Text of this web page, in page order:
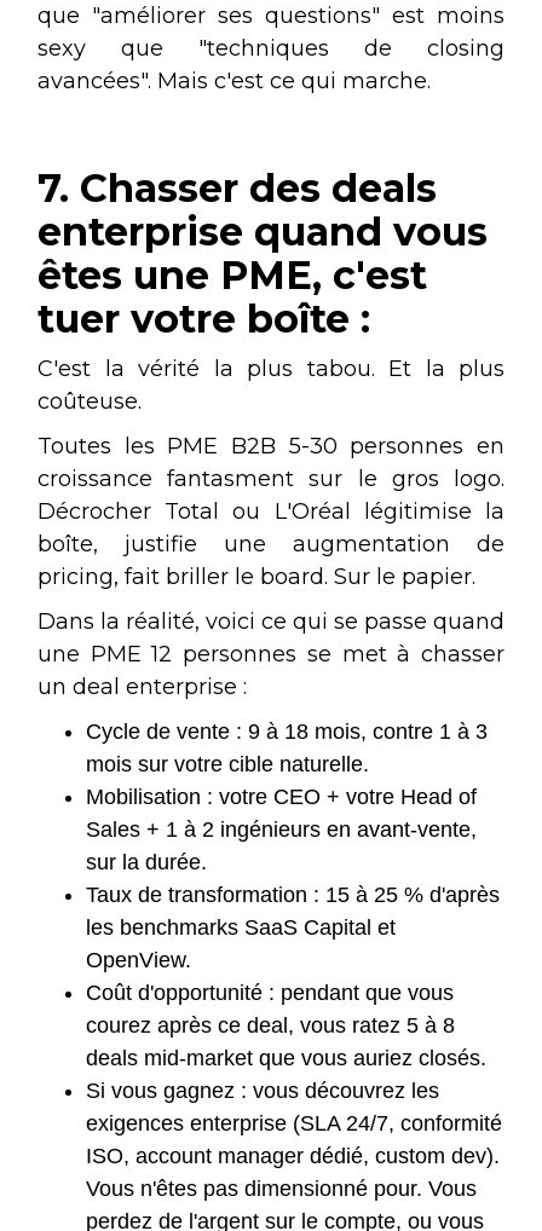
que "améliorer ses questions" est moins
sexy que "techniques de closing
avancées". Mais c'est ce qui marche.
7. Chasser des deals
enterprise quand vous
êtes une PME, c'est
tuer votre boîte :
C'est la vérité la plus tabou. Et la plus
coûteuse.
Toutes les PME B2B 5-30 personnes en
croissance fantasment sur le gros logo.
Décrocher Total ou L'Oréal légitimise la
boîte, justifie une augmentation de
pricing, fait briller le board. Sur le papier.
Dans la réalité, voici ce qui se passe quand
une PME 12 personnes se met à chasser
un deal enterprise :
Cycle de vente : 9 à 18 mois, contre 1 à 3
mois sur votre cible naturelle.
Mobilisation : votre CEO + votre Head of
Sales + 1 à 2 ingénieurs en avant-vente,
sur la durée.
Taux de transformation : 15 à 25 % d'après
les benchmarks SaaS Capital et
OpenView.
Coût d'opportunité : pendant que vous
courez après ce deal, vous ratez 5 à 8
deals mid-market que vous auriez closés.
Si vous gagnez : vous découvrez les
exigences enterprise (SLA 24/7, conformité
ISO, account manager dédié, custom dev).
Vous n'êtes pas dimensionné pour. Vous
perdez de l'argent sur le compte, ou vous